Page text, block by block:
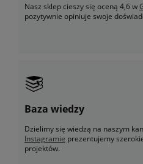
Nasz sklep cieszy się oceną 4,6 w
pozytywnie opiniuje swoje
Baza wiedzy
Dzielimy się wiedzą na naszym
Instagramie prezentujemy
projektów.